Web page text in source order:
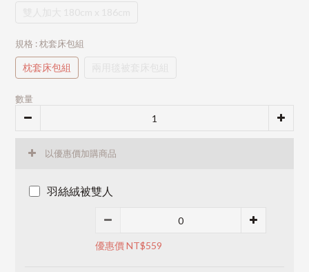
規格 : 枕套床包組
枕套床包組
數量
以優惠價加購商品
羽絲絨被雙人
優惠價 NT$559